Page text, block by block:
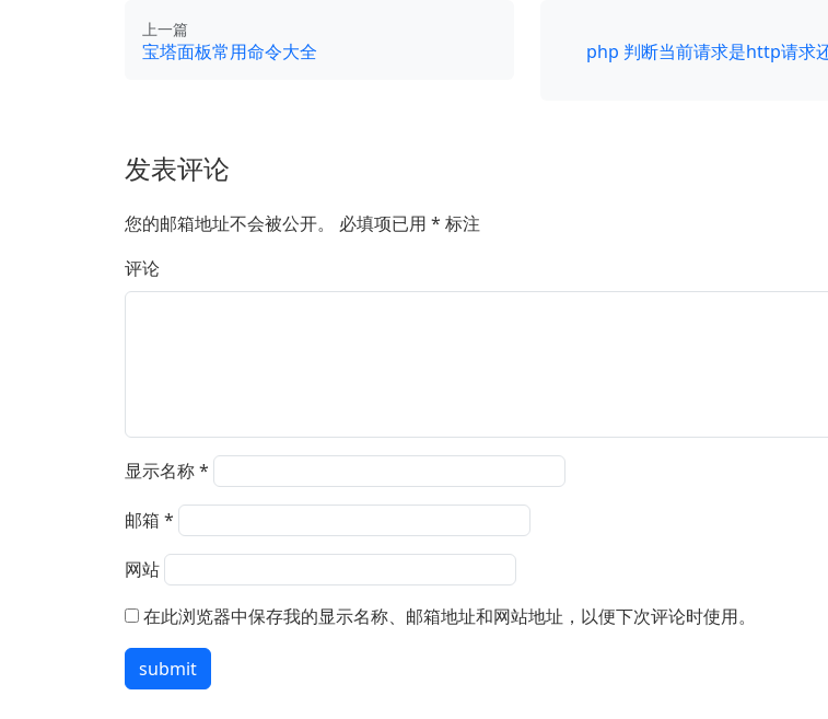
上一篇
宝塔面板常用命令大全
php 判断当前请求是http请求
发表评论
您的邮箱地址不会被公开。 必填项已用 * 标注
评论
显示名称*
邮箱 *
网站
在此浏览器中保存我的显示名称、邮箱地址和网站地址，以便下次评论时使用。
submit